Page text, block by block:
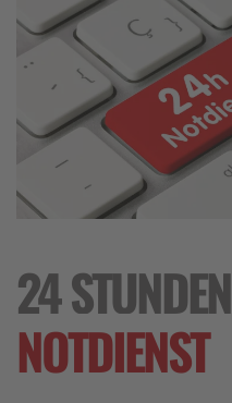
24 STUNDEN
NOTDIENST